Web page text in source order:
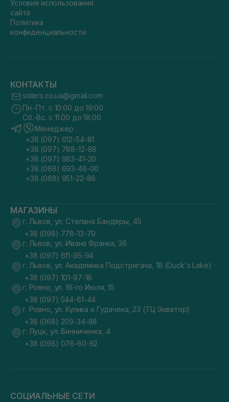
Условия использования
сайта
Политика
конфиденциальности
КОНТАКТЫ
sisters.co.ua@gmail.com
Пн.-Пт. с 10:00 до 19:00
Сб.-Вс. с 11:00 до 18:00
Менеджер
+38 (097) 612-54-81
+38 (097) 788-12-88
+38 (097) 983-41-20
+38 (068) 693-46-00
+38 (068) 951-22-86
МАГАЗИНЫ
г. Львов, ул. Степана Бандеры, 45
+38 (098) 778-13-79
г. Львов, ул. Ивана Франка, 36
+38 (097) 611-95-94
г. Львов, ул. Академика Подстригача, 1В (Duck's Lake)
+38 (097) 101-97-16
г. Ровно, ул. 16-го Июля, 15
+38 (097) 544-61-44
г. Ровно, ул. Кулика и Гудачека, 23 (ТЦ Экватор)
+38 (068) 209-34-88
г. Луцк, ул. Винниченка, 4
+38 (098) 076-60-62
СОЦИАЛЬНЫЕ СЕТИ